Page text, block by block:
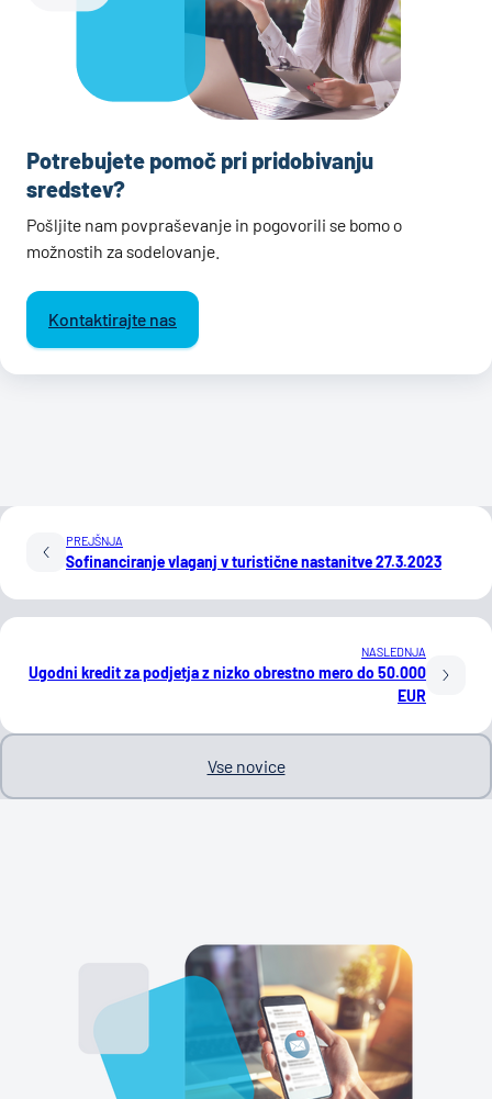
Potrebujete pomoč pri pridobivanju
sredstev?
Pošljite nam povpraševanje in pogovorili se bomo o
možnostih za sodelovanje.
Kontaktirajte nas
PREJŠNJA
Sofinanciranje vlaganj v turistične nastanitve 27.3.2023
NASLEDNJA
Ugodni kredit za podjetja z nizko obrestno mero do 50.000
EUR
Vse novice